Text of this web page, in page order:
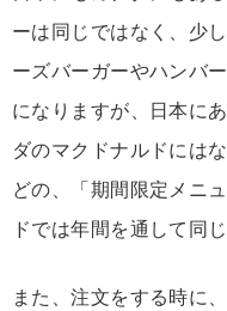
ーは同じではなく、少
ーズバーガーやハンバ
になりますが、日本に
ダのマクドナルドには
どの、「期間限定メニ
ドでは年間を通して同
また、注文をする時に